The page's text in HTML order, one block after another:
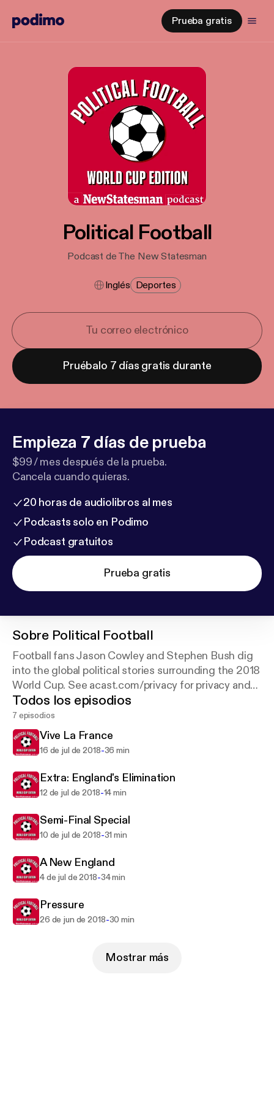
Prueba gratis
Political Football
Podcast de The New Statesman
Inglés Deportes
Pruébalo 7 días gratis durante
Empieza 7 días de prueba
$99 / mes después de la prueba.
Cancela cuando quieras.
20 horas de audiolibros al mes
Podcasts solo en Podimo
Podcast gratuitos
Prueba gratis
Sobre Political Football
Football fans Jason Cowley and Stephen Bush dig
into the global political stories surrounding the 2018
World Cup. See acast.com/privacy for privacy and
opt-out information.
Todos los episodios
7 episodios
Vive La France
16 de jul de 2018-36 min
Extra: England's Elimination
12 de jul de 2018-14 min
Semi-Final Special
10 de jul de 2018-31 min
A New England
4 de jul de 2018-34 min
Pressure
26 de jun de 2018-30 min
Mostrar más